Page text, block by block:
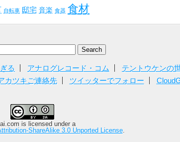
自転車 邸宅 音楽 食器 食材
る アナログレコード・コム
テントウケンの
カツキご連絡先 ツイッターでフォロー
is licensed under a
ShareAlike 3.0 Unported License.